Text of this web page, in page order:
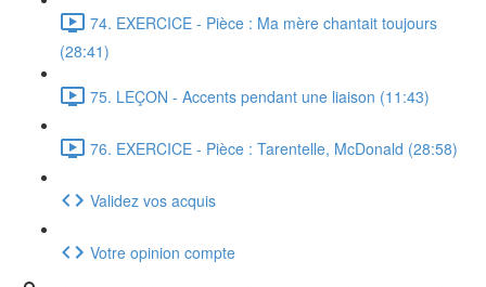
74. EXERCICE - Pièce : Ma mère chantait toujours
(28:41)
75. LEÇON - Accents pendant une liaison (11:43)
76. EXERCICE - Pièce : Tarentelle, McDonald (28:58)
Validez vos acquis
Votre opinion compte